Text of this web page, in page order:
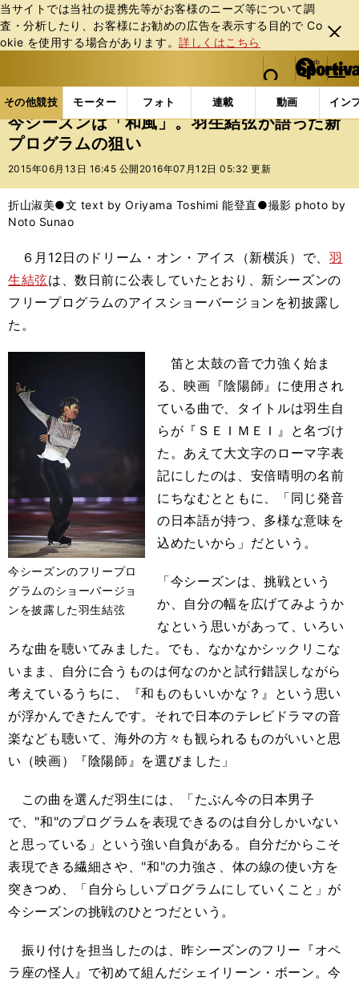
当サイトでは当社の提携先等がお客様のニーズ等について調
査・分析したり、お客様にお勧めの広告を表⽰する⽬的で Co
okie を使⽤する場合があります。詳しくはこちら
閉じ
る
web Sportiva (webスポルティーバ)
検索
マイペ
ー
ジ
メニュ
その他競技 モーター フォト 連載 動画 イン
ス
ポ
ル
バ
その他競技の記事一覧 フィギュア 今シーズンは「
今シーズンは「和風」。羽生結弦が語った新
プログラムの狙い
2015年06月13日 16:45 公開 2016年07月12日 05:32 更新
折山淑美●文 text by Oriyama Toshimi 能登直●撮影 photo by
Noto Sunao
６月12日のドリーム・オン・アイス（新横浜）で、 羽
生結弦は、数日前に公表していたとおり、新シーズンの
フリープログラムのアイスショーバージョンを初披露し
た。
今シーズンのフリープロ
グラムのショーバージョ
ンを披露した羽生結弦
笛と太鼓の音で力強く始ま
る、映画『陰陽師』に使用され
ている曲で、タイトルは羽生自
らが『ＳＥＩＭＥＩ』と名づけ
た。あえて大文字のローマ字表
記にしたのは、安倍晴明の名前
にちなむとともに、「同じ発音
の日本語が持つ、多様な意味を
込めたいから」だという。
「今シーズンは、挑戦という
か、自分の幅を広げてみようか
なという思いがあって、いろい
ろな曲を聴いてみました。でも、なかなかシックリこな
いまま、自分に合うものは何なのかと試行錯誤しながら
考えているうちに、『和ものもいいかな？』という思い
が浮かんできたんです。それで日本のテレビドラマの音
楽なども聴いて、海外の方々も観られるものがいいと思
い（映画）『陰陽師』を選びました」
この曲を選んだ羽生には、「たぶん今の日本男子
で、"和"のプログラムを表現できるのは自分しかいない
と思っている」という強い自負がある。自分だからこそ
表現できる繊細さや、"和"の力強さ、体の線の使い方を
突きつめ、「自分らしいプログラムにしていくこと」が
今シーズンの挑戦のひとつだという。
振り付けを担当したのは、昨シーズンのフリー『オペ
ラ座の怪人』で初めて組んだシェイリーン・ボーン。今